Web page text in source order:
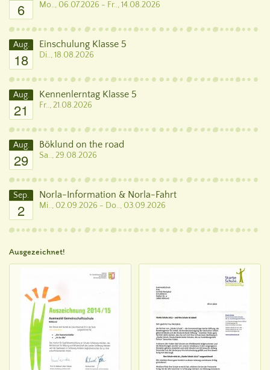
6 Mo.., 06.07.2026 - Fr.., 14.08.2026
Aug.
18
Einschulung Klasse 5
Di.., 18.08.2026
Aug.
21
Kennenlerntag Klasse 5
Fr.., 21.08.2026
Aug.
29
Böklund on the road
Sa.., 29.08.2026
Sep.
2
Norla-Information & Norla-Fahrt
Mi.., 02.09.2026 - Do.., 03.09.2026
Ausgezeichnet!